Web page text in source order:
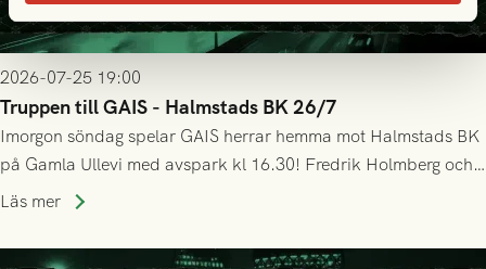
2026-07-25 19:00
Truppen till GAIS - Halmstads BK 26/7
Imorgon söndag spelar GAIS herrar hemma mot Halmstads BK
på Gamla Ullevi med avspark kl 16.30! Fredrik Holmberg och
ledarstaben har tagit ut följande trupp till matchen:
Läs mer